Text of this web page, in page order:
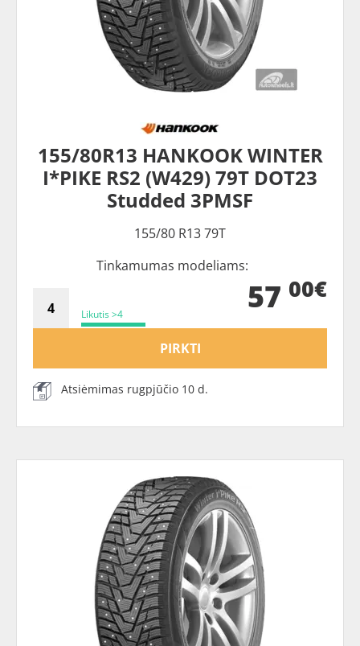
155/80R13 HANKOOK WINTER
I*PIKE RS2 (W429) 79T DOT23
Studded 3PMSF
155/80 R13 79T
Tinkamumas modeliams:
Likutis >4 57 00€
PIRKTI
Atsiėmimas rugpjūčio 10 d.